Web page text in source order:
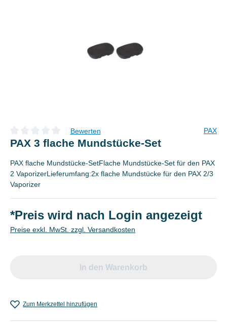
Durchschnittliche Bewertung von 0 von 5 Sternen
Bewerten PAX
PAX 3 flache Mundstücke-Set
PAX flache Mundstücke-SetFlache Mundstücke-Set für den PAX
2 VaporizerLieferumfang:2x flache Mundstücke für den PAX 2/3
Vaporizer
*Preis wird nach Login angezeigt
Preise exkl. MwSt. zzgl. Versandkosten
In den Warenkorb
Zum Merkzettel hinzufügen